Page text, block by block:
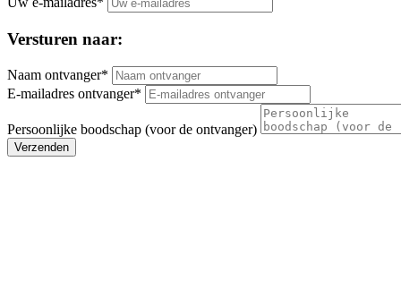
Versturen naar:
Naam ontvanger*
E-mailadres ontvanger*
Persoonlijke boodschap (voor de ontvanger)
Verzenden